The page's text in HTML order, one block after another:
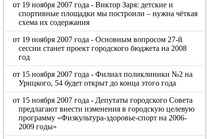
от 19 ноября 2007 года - Виктор Заря: детские и
спортивные площадки мы построили – нужна чёткая
схема их содержания
от 19 ноября 2007 года - Основным вопросом 27-й
сессии станет проект городского бюджета на 2008
год
от 15 ноября 2007 года - Филиал поликлиники №2 на
Урицкого, 54 будет открыт до конца этого года
от 15 ноября 2007 года - Депутаты городского Совета
предлагают внести изменения в городскую целевую
программу «Физкультура-здоровье-спорт на 2006-
2009 годы»